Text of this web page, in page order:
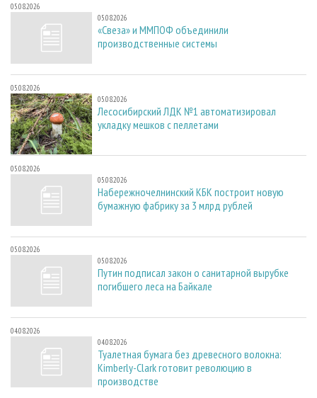
05.08.2026
05.08.2026
«Свеза» и ММПОФ объединили
производственные системы
05.08.2026
05.08.2026
Лесосибирский ЛДК №1 автоматизировал
укладку мешков с пеллетами
05.08.2026
05.08.2026
Набережночелнинский КБК построит новую
бумажную фабрику за 3 млрд рублей
05.08.2026
05.08.2026
Путин подписал закон о санитарной вырубке
погибшего леса на Байкале
04.08.2026
04.08.2026
Туалетная бумага без древесного волокна:
Kimberly-Clark готовит революцию в
производстве